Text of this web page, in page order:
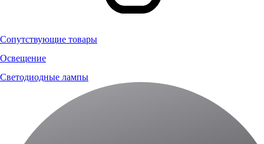
Сопутствующие товары
Освещение
Светодиодные лампы